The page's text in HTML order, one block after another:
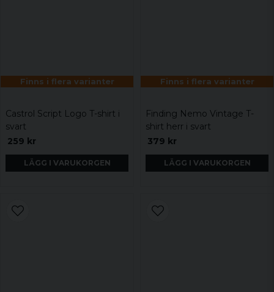
Finns i flera varianter
Castrol Script Logo T-shirt i
svart
259 kr
LÄGG I VARUKORGEN
Finns i flera varianter
Finding Nemo Vintage T-
shirt herr i svart
379 kr
LÄGG I VARUKORGEN